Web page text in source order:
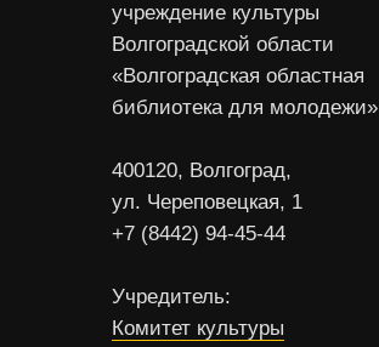
учреждение культуры
Волгоградской области
«Волгоградская областная
библиотека для молодежи»
400120, Волгоград,
ул. Череповецкая, 1
+7 (8442) 94-45-44
Учредитель:
Комитет культуры